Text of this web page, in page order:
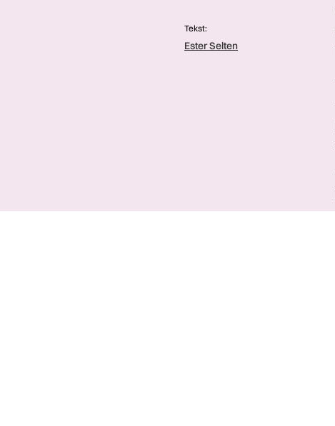
Tekst:
Ester Selten